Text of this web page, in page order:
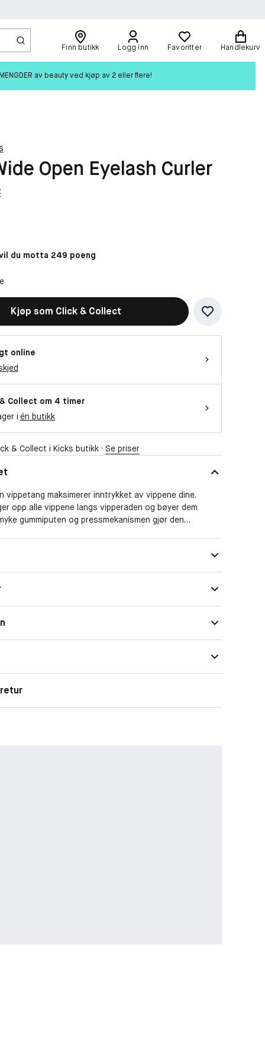
Finn butikk Logg inn Favoritter Handlekurv
av beauty ved kjøp av 2 eller flere!
Open Eyelash Curler
du motta 249 poeng
Kjøp som Click & Collect
online
Collect om 4 timer
i én butikk
& Collect i Kicks butikk · Se priser
vippetang maksimerer inntrykket av vippene dine.
opp alle vippene langs vipperaden og bøyer dem
gummiputen og pressmekanismen gjør den